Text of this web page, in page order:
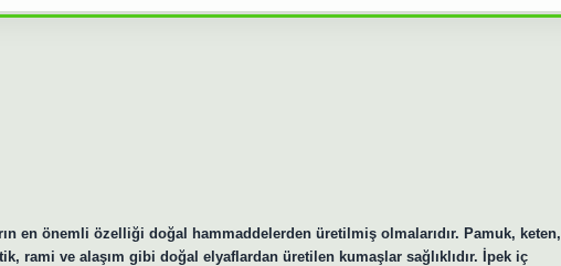
en önemli özelliği doğal hammaddelerden üretilmiş olmalarıdır. Pamuk, keten,
rami ve alaşım gibi doğal elyaflardan üretilen kumaşlar sağlıklıdır. İpek iç